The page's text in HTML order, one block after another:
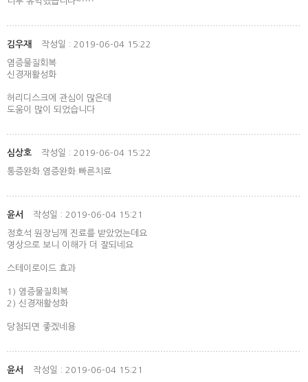
김우재 작성일 : 2019-06-04 15:22
염증물질회복
신경재활성화
허리디스크에 관심이 많은데
도움이 많이 되었습니다
심상호 작성일 : 2019-06-04 15:22
통증완화.염증완화.빠른치료
윤서 작성일 : 2019-06-04 15:21
정호석 원장님께 진료를 받았었는데요
영상으로 보니 이해가 더 잘되네요
스테이로이드 효과
1) 염증물질회복
2) 신경재활성화
당첨되면 좋겠네용
윤서 작성일 : 2019-06-04 15:21